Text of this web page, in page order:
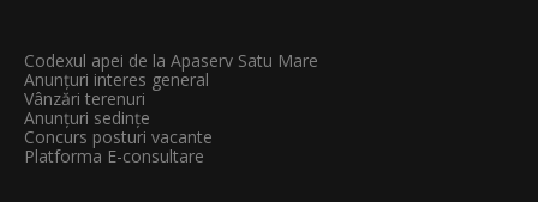
Codexul apei de la Apaserv Satu Mare
Anunțuri interes general
Vânzări terenuri
Anunțuri sedințe
Concurs posturi vacante
Platforma E-consultare